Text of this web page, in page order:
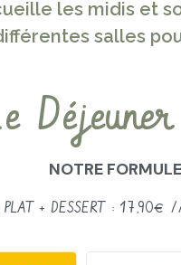
les midis et
salles
NOTRE
PLAT + DESSERT : 17,90€